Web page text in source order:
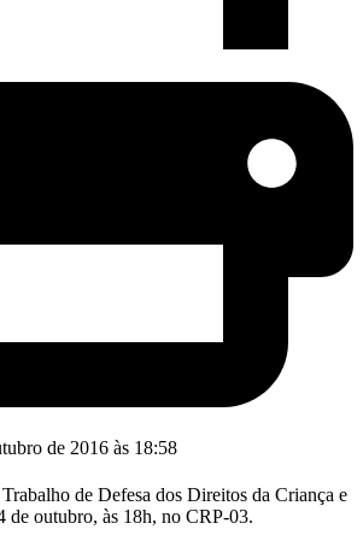
de 2016 às 18:58
de Defesa dos Direitos da Criança e
de outubro, às 18h, no CRP-03.